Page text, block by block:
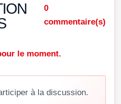
0
commentaire(s)
le moment.
à la discussion.